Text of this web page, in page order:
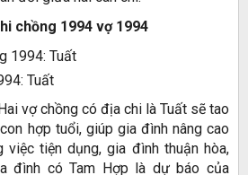
chồng 1994 vợ 1994
1994: Tuất
Tuất
vợ chồng có địa chi là Tuất sẽ tao
hợp tuổi, giúp gia đình nâng cao
việc tiện dụng, gia đình thuận hòa,
đình có Tam Hợp là dự báo của